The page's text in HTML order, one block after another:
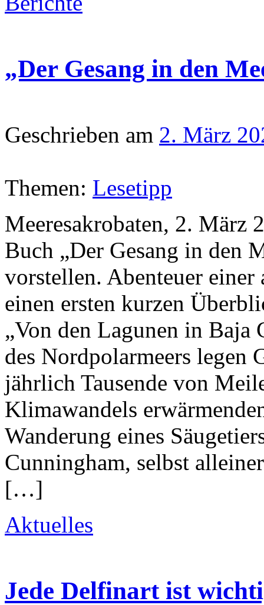
„Der Gesang in den
Geschrieben am 2. März
Themen: Lesetipp
Meeresakrobaten, 2. März
Buch „Der Gesang in den
vorstellen. Abenteuer
einen ersten kurzen
„Von den Lagunen in Baja
des Nordpolarmeers
jährlich Tausende von
Klimawandels
Wanderung eines
Cunningham, selbst
[…]
Aktuelles
Jede Delfinart ist